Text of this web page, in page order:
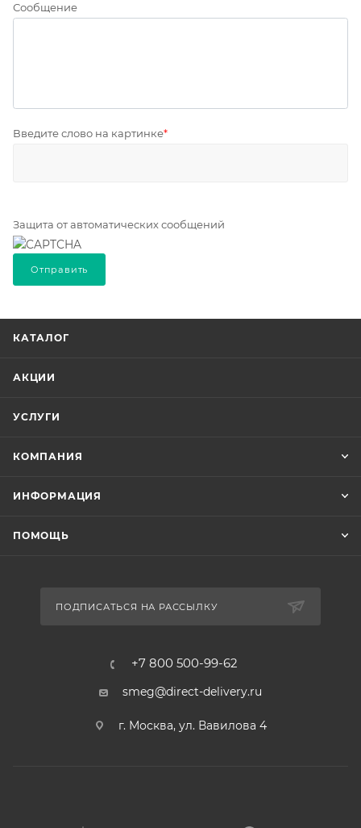
Сообщение
Введите слово на картинке*
Защита от автоматических сообщений
КАТАЛОГ
АКЦИИ
УСЛУГИ
КОМПАНИЯ
ИНФОРМАЦИЯ
ПОМОЩЬ
ПОДПИСАТЬСЯ НА РАССЫЛКУ
+7 800 500-99-62
smeg@direct-delivery.ru
г. Москва, ул. Вавилова 4